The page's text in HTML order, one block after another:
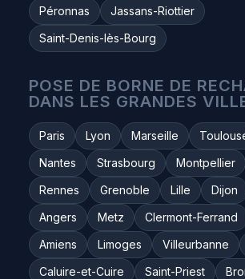
Péronnas
Jassans-Riottier
Saint-Denis-lès-Bourg
POSE DE BORNE DE
DANS LES GRANDES
Paris Lyon Marseille
Nantes
Strasbourg Montpellier
Rennes
Grenoble Lille Dijon
Angers
Metz Clermont-Ferrand
Amiens
Limoges Villeurbanne
Caluire-et-Cuire
Saint-Priest